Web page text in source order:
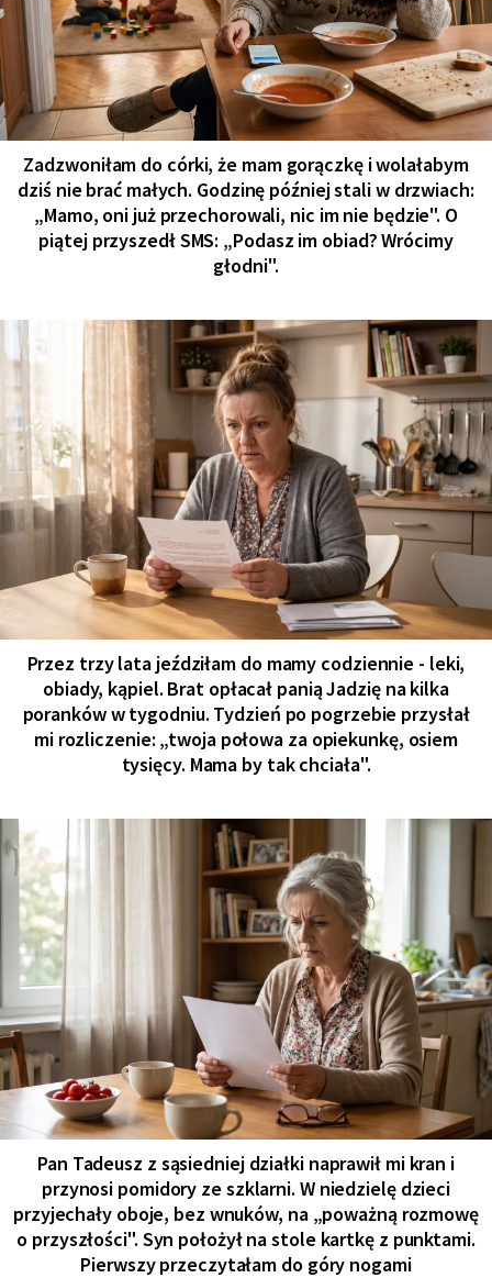
Zadzwoniłam do córki, że mam gorączkę i wolałabym
dziś nie brać małych. Godzinę później stali w drzwiach:
„Mamo, oni już przechorowali, nic im nie będzie". O
piątej przyszedł SMS: „Podasz im obiad? Wrócimy
głodni".
Przez trzy lata jeździłam do mamy codziennie - leki,
obiady, kąpiel. Brat opłacał panią Jadzię na kilka
poranków w tygodniu. Tydzień po pogrzebie przysłał
mi rozliczenie: „twoja połowa za opiekunkę, osiem
tysięcy. Mama by tak chciała".
Pan Tadeusz z sąsiedniej działki naprawił mi kran i
przynosi pomidory ze szklarni. W niedzielę dzieci
przyjechały oboje, bez wnuków, na „poważną rozmowę
o przyszłości". Syn położył na stole kartkę z punktami.
Pierwszy przeczytałam do góry nogami